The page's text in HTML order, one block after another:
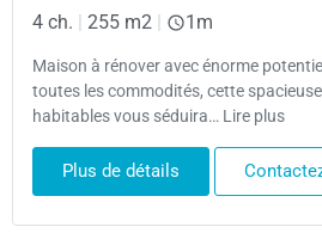
4 ch. | 255 m2 | 1m
Maison à rénover avec énorme
toutes les commodités, cette
habitables vous séduira… Lire plus
Plus de détails